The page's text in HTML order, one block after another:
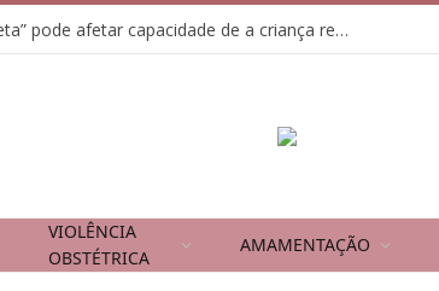
Usar tela como “chupeta” pode afetar capacidade de a criança regular emoções
VIOLÊNCIA
OBSTÉTRICA
AMAMENTAÇÃO